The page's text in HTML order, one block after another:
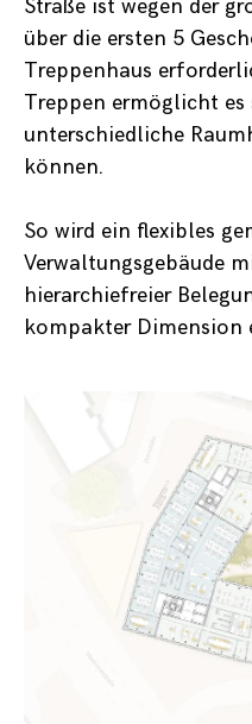
Straße ist wegen der
über die ersten 5
Treppenhaus
Treppen ermöglicht
unterschiedliche
können.
So wird ein flexibles
Verwaltungsgebäude
hierarchiefreier
kompakter Dimension